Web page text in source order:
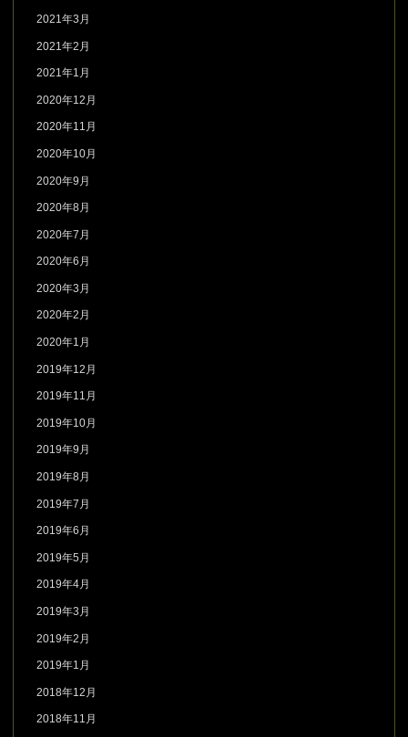
2021年3月
2021年2月
2021年1月
2020年12月
2020年11月
2020年10月
2020年9月
2020年8月
2020年7月
2020年6月
2020年3月
2020年2月
2020年1月
2019年12月
2019年11月
2019年10月
2019年9月
2019年8月
2019年7月
2019年6月
2019年5月
2019年4月
2019年3月
2019年2月
2019年1月
2018年12月
2018年11月